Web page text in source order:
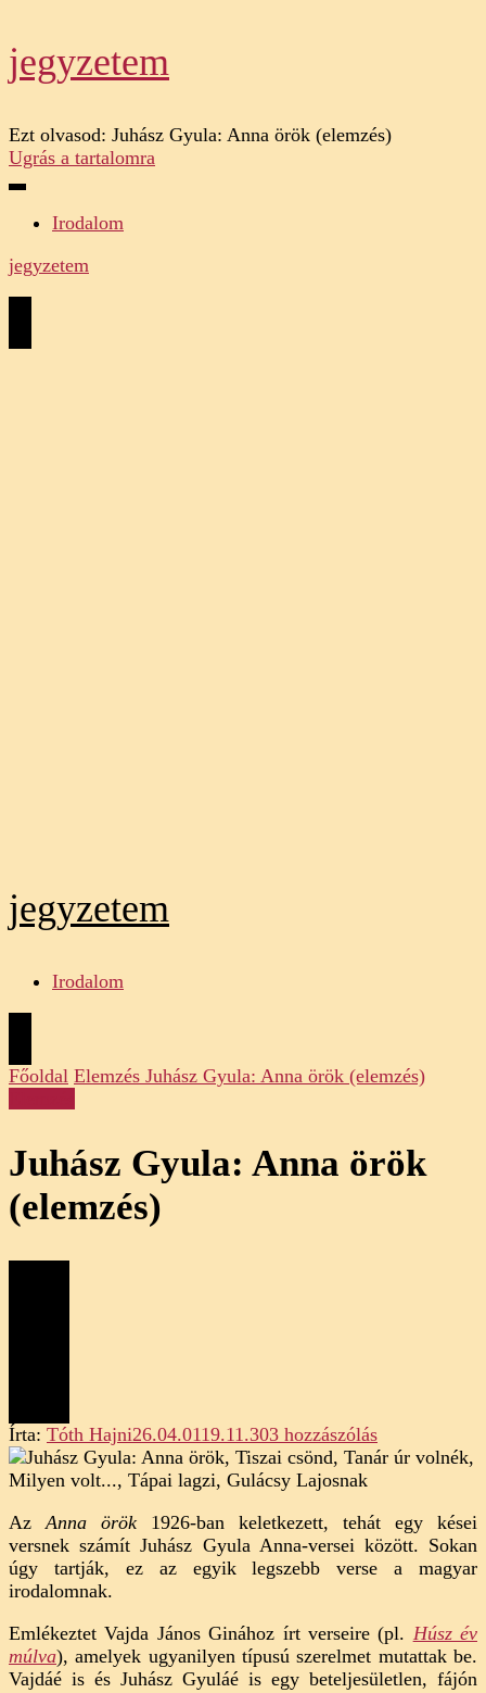
jegyzetem
Ezt olvasod: Juhász Gyula: Anna örök (elemzés)
Ugrás a tartalomra
Irodalom
jegyzetem
jegyzetem
Irodalom
Főoldal Elemzés Juhász Gyula: Anna örök (elemzés)
Juhász Gyula: Anna örök
(elemzés)
Írta: Tóth Hajni26.04.0119.11.303 hozzászólásJuhász
Gyula:
(elemzés)
című
bejegyzéshez
AzAnna örök 1926-ban keletkezett, tehát egy kései
versnek számít Juhász Gyula Anna-versei között. Sokan
úgy tartják, ez az egyik legszebb verse a magyar
irodalomnak.
Emlékeztet Vajda János Ginához írt verseire (pl. Húsz év
múlva), amelyek ugyanilyen típusú szerelmet mutattak be.
Vajdáé is és Juhász Gyuláé is egy beteljesületlen, fájón